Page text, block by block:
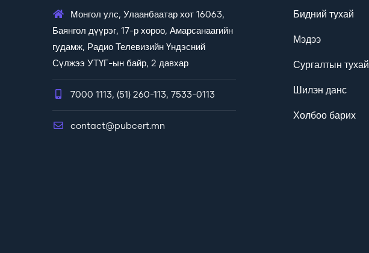
Монгол улс, Улаанбаатар хот 16063,
Баянгол дүүрэг, 17-р хороо, Амарсанаагийн
гудамж, Радио Телевизийн Үндэсний
Сүлжээ УТҮГ-ын байр, 2 давхар
7000 1113, (51) 260-113, 7533-0113
contact@pubcert.mn
Бидний тухай
Мэдээ
Сургалтын тухай
Шилэн данс
Холбоо барих